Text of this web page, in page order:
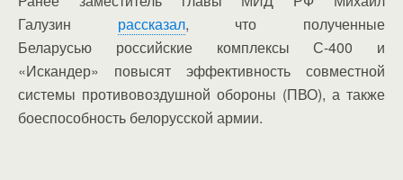
Галузин рассказал, что полученные
Беларусью российские комплексы С-400 и
«Искандер» повысят эффективность совместной
системы противовоздушной обороны (ПВО), а также
боеспособность белорусской армии.